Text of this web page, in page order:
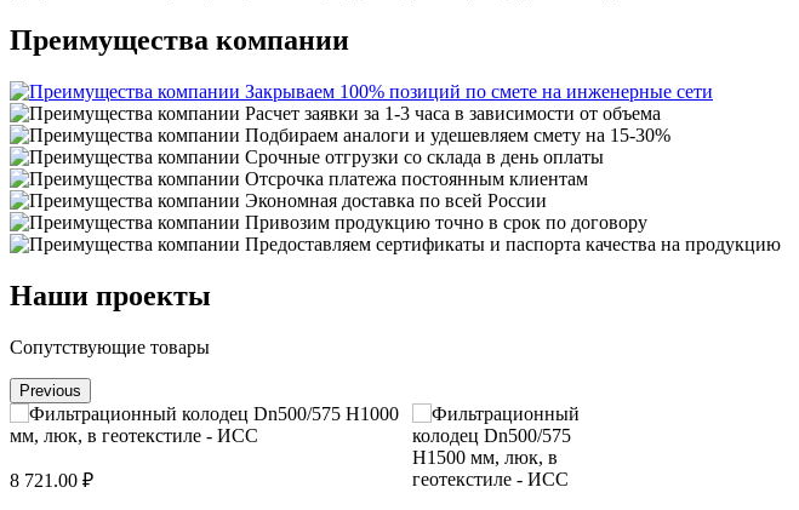
Преимущества компании
Закрываем 100% позиций по смете на инженерные сети
Расчет заявки за 1-3 часа в зависимости от объема
Подбираем аналоги и удешевляем смету на 15-30%
Срочные отгрузки со склада в день оплаты
Отсрочка платежа постоянным клиентам
Экономная доставка по всей России
Привозим продукцию точно в срок по договору
Предоставляем сертификаты и паспорта качества на продукцию
Наши проекты
Сопутствующие товары
Previous
8 721.00 ₽